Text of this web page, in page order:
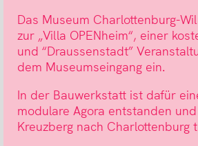
Das Museum Charlottenburg-
zur „Villa OPENheim“, einer
und “Draussenstadt”
dem Museumseingang ein.
In der Bauwerkstatt ist dafür
modulare Agora entstanden
Kreuzberg nach Charlottenburg